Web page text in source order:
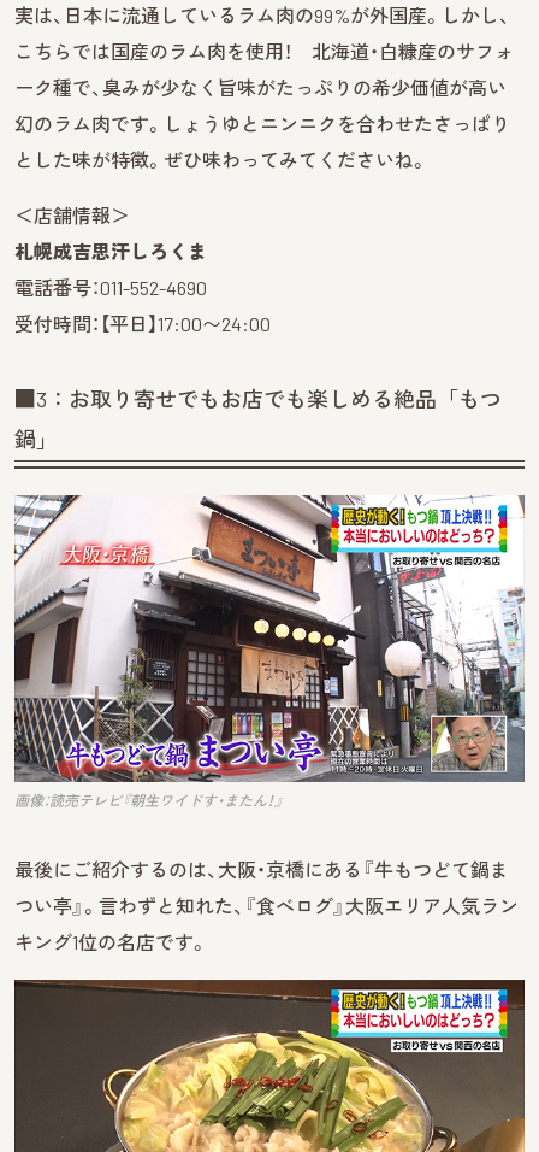
実は、日本に流通しているラム肉の99%が外国産。しかし、
こちらでは国産のラム肉を使用！ 北海道・白糠産のサフォ
ーク種で、臭みが少なく旨味がたっぷりの希少価値が高い
幻のラム肉です。しょうゆとニンニクを合わせたさっぱり
とした味が特徴。ぜひ味わってみてくださいね。
＜店舗情報＞
札幌成吉思汗しろくま
電話番号：011-552-4690
受付時間：【平日】17:00〜24:00
■3：お取り寄せでもお店でも楽しめる絶品「もつ
鍋」
画像：読売テレビ『朝生ワイドす・またん！』
最後にご紹介するのは、大阪・京橋にある『牛もつどて鍋ま
つい亭』。言わずと知れた、『食べログ』大阪エリア人気ラン
キング1位の名店です。